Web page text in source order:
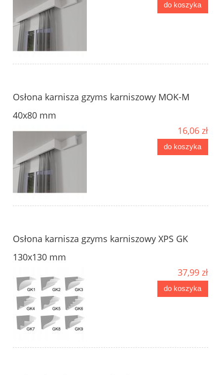
do koszyka
Osłona karnisza gzyms karniszowy MOK-M
40x80 mm
16,06 zł
do koszyka
Osłona karnisza gzyms karniszowy XPS GK
130x130 mm
37,99 zł
do koszyka